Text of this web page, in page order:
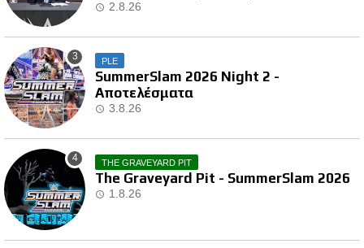
2.8.26
PLE
SummerSlam 2026 Night 2 -
Αποτελέσματα
3.8.26
THE GRAVEYARD PIT
The Graveyard Pit - SummerSlam 2026
1.8.26